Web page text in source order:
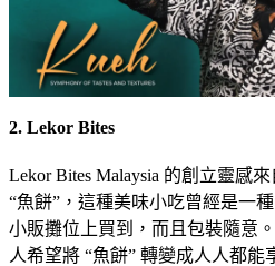
2. Lekor Bites
Lekor Bites Malaysia 的創立靈感
“魚餅”，這種美味小吃曾經是一
小販攤位上買到，而且包裝隨意
人希望將 “魚餅” 轉變成人人都能